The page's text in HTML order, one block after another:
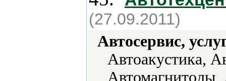
(27.09.2011)
Автосервис,
Автоакустика,
Автомагнитолы,